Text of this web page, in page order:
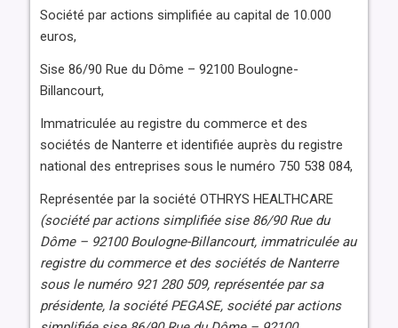
Société par actions simplifiée au capital de 10.000
euros,
Sise 86/90 Rue du Dôme – 92100 Boulogne-
Billancourt,
Immatriculée au registre du commerce et des
sociétés de Nanterre et identifiée auprès du registre
national des entreprises sous le numéro 750 538 084,
Représentée par la société OTHRYS HEALTHCARE
(société par actions simplifiée sise 86/90 Rue du
Dôme – 92100 Boulogne-Billancourt, immatriculée au
registre du commerce et des sociétés de Nanterre
sous le numéro 921 280 509, représentée par sa
présidente, la société PEGASE, société par actions